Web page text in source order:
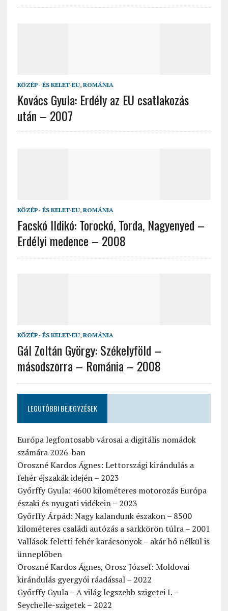
KÖZÉP- ÉS KELET-EU, ROMÁNIA
Kovács Gyula: Erdély az EU csatlakozás
után – 2007
KÖZÉP- ÉS KELET-EU, ROMÁNIA
Facskó Ildikó: Torockó, Torda, Nagyenyed –
Erdélyi medence – 2008
KÖZÉP- ÉS KELET-EU, ROMÁNIA
Gál Zoltán György: Székelyföld –
másodszorra – Románia – 2008
LEGUTÓBBI BEJEGYZÉSEK
Európa legfontosabb városai a digitális nomádok
számára 2026-ban
Oroszné Kardos Ágnes: Lettországi kirándulás a
fehér éjszakák idején – 2023
Győrffy Gyula: 4600 kilométeres motorozás Európa
északi és nyugati vidékein – 2023
Győrffy Árpád: Nagy kalandunk északon – 8500
kilométeres családi autózás a sarkkörön túlra – 2001
Vallások feletti fehér karácsonyok – akár hó nélkül is
ünneplőben
Oroszné Kardos Ágnes, Orosz József: Moldovai
kirándulás gyergyói ráadással – 2022
Győrffy Gyula – A világ legszebb szigetei I. –
Seychelle-szigetek – 2022